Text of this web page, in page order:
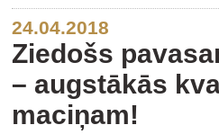
24.04.2018
Ziedošs
– augstākās
maciņam!